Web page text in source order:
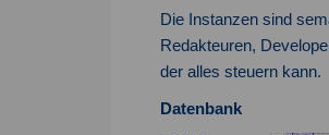
Die Instanzen sind
Redakteuren,
der alles steuern kann.
Datenbank